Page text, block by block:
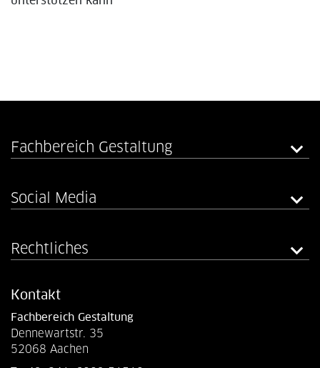
Fachbereich Gestaltung
Social Media
Rechtliches
Kontakt
Fachbereich Gestaltung
Dennewartstr. 35
52068 Aachen